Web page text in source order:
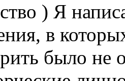
) Я
в
было не